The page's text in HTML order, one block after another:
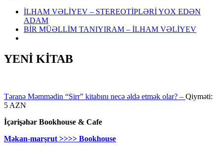
İLHAM VƏLİYEV – STEREOTİPLƏRİ YOX EDƏN
ADAM
BİR MÜƏLLİM TANIYIRAM – İLHAM VƏLİYEV
YENİ KİTAB
Təranə Məmmədin “Sirr” kitabını necə əldə etmək olar? – Qiyməti:
5 AZN
İçərişəhər Bookhouse & Cafe
Məkan-marşrut >>>> Bookhouse